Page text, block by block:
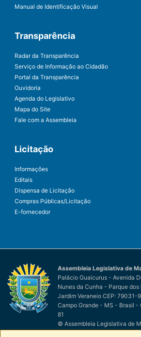
Manual de Identificação Visual
Transparência
Radar da Transparência
Serviço de Informação ao Cidadão
Portal da Transparência
Ouvidoria
Agenda do Legislativo
Mapa do Site
Fale com a Assembleia
Licitação
Informações
Editais
Dispensa de Licitação
Compras Públicas/Licitação
E-fornecedor
Assembleia Legislativa de
Palácio Guaicurus - Avenida
Nunes da Cunha - Parque
Jardim Veraneio CEP: 79031-
Campo Grande - MS - Brasil
81
© Assembleia Legislativa de